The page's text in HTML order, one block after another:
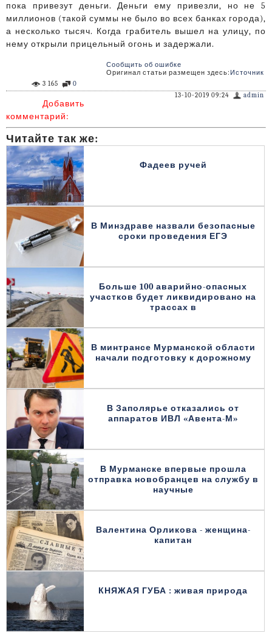
пока привезут деньги. Деньги ему привезли, но не 5
миллионов (такой суммы не было во всех банках города),
а несколько тысяч. Когда грабитель вышел на улицу, по
нему открыли прицельный огонь и задержали.
Сообщить об ошибке
Оригинал статьи размещен здесь: Источник
0
3 165
admin
13-10-2019 09:24
Добавить
комментарий:
Читайте так же:
Фадеев ручей
В Минздраве назвали безопасные
сроки проведения ЕГЭ
Больше 100 аварийно-опасных
участков будет ликвидировано на
трассах в
В минтрансе Мурманской области
начали подготовку к дорожному
В Заполярье отказались от
аппаратов ИВЛ «Авента-М»
В Мурманске впервые прошла
отправка новобранцев на службу в
научные
Валентина Орликова - женщина-
капитан
КНЯЖАЯ ГУБА : живая природа